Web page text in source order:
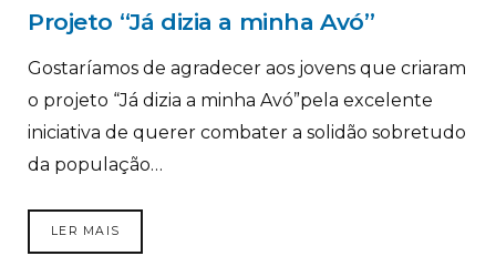
Projeto “Já dizia a minha Avó”
Gostaríamos de agradecer aos jovens que criaram
o projeto “Já dizia a minha Avó”pela excelente
iniciativa de querer combater a solidão sobretudo
da população…
LER MAIS